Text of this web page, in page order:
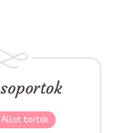
Állat torták